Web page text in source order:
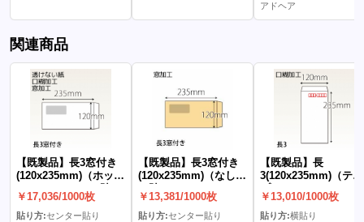
アドヘア
関連商品
【既製品】長3窓付き
(120x235mm)（ホット
メルト10mm）(C貼)
￥17,036/1000枚
貼り方:センター貼り
【既製品】長3窓付き
(120x235mm)（なし）
￥13,381/1000枚
貼り方:センター貼り
【既製品】長
3(120x235mm)（テー
￥13,010/1000枚
貼り方:横貼り